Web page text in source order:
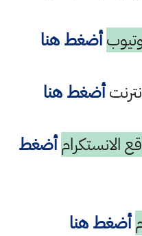
أضغط هنا
أضغط هنا
الانستكرام أضغط
أضغط هنا